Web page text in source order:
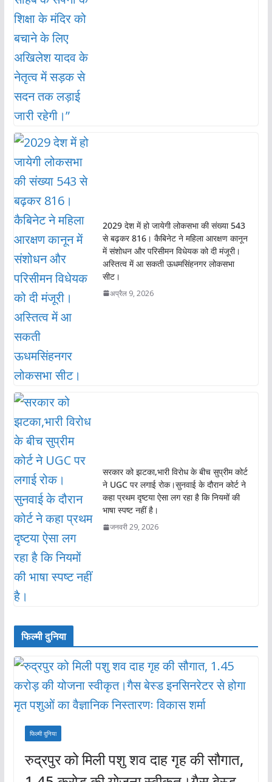
2029 देश में हो जायेगी लोकसभा की संख्या 543
से बढ़कर 816। कैबिनेट ने महिला आरक्षण कानून
में संशोधन और परिसीमन विधेयक को दी मंजूरी।
अस्तित्व में आ सकती ऊधमसिंहनगर लोकसभा
सीट।
अप्रैल 9, 2026
सरकार को झटका,भारी विरोध के बीच सुप्रीम कोर्ट
ने UGC पर लगाई रोक।सुनवाई के दौरान कोर्ट ने
कहा प्रथम दृष्टया ऐसा लग रहा है कि नियमों की
भाषा स्पष्ट नहीं है।
जनवरी 29, 2026
फिल्मी दुनिया
फिल्मी दुनिया
रुद्रपुर को मिली पशु शव दाह गृह की सौगात,